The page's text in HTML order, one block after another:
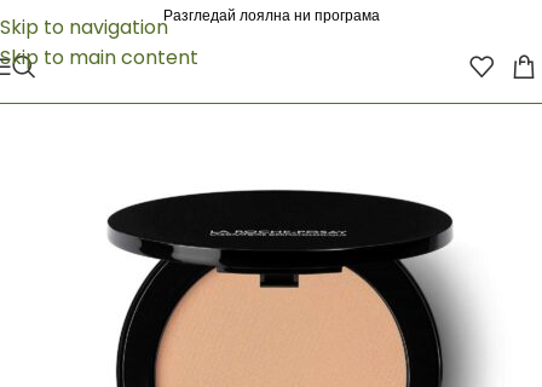
Skip to navigation
Skip to main content
Разгледай лоялна ни програма